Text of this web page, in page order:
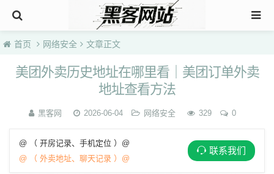
首页 网络安全 文章正文
美团外卖历史地址在哪里看｜美团订单外卖
地址查看方法
黑客网 2026-06-04 网络安全 329 0
@ （ 开房记录、手机定位 ）@
@ （ 外卖地址、聊天记录 ）@
联系我们